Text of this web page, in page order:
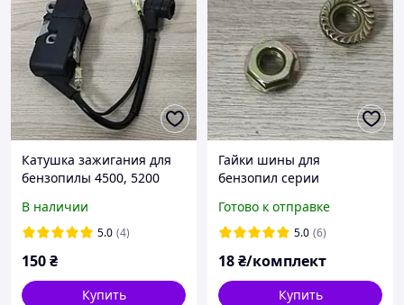
Катушка зажигания для
бензопилы 4500, 5200
В наличии
5.0 (4)
150₴
Купить
Гайки шины для
бензопил серии
Готово к отправке
5.0 (6)
18₴/комплект
Купить